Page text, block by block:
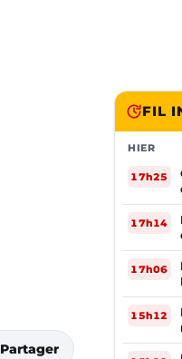
Partager
FIL
HIER
17h25
17h14
17h06
15h12